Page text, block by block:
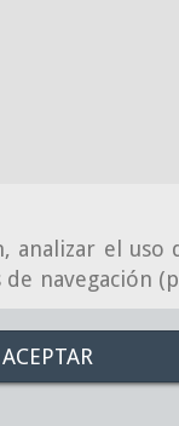
analizar el uso
navegación
ACEPTAR